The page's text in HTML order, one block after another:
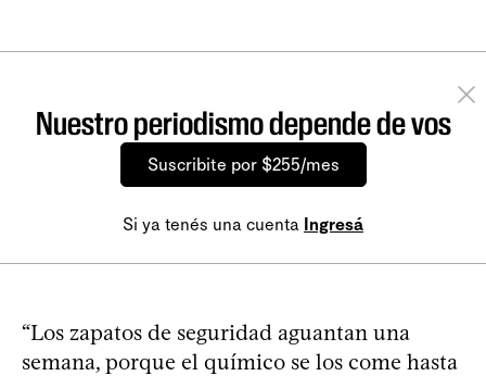
Nuestro periodismo depende de vos
Suscribite por $255/mes
Si ya tenés una cuenta Ingresá
“Los zapatos de seguridad aguantan una
semana, porque el químico se los come hasta